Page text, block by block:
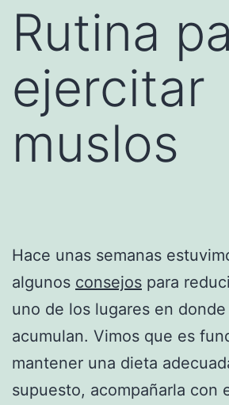
Rutina
ejercitar
muslos
Hace unas semanas
algunos consejos para
uno de los lugares en donde
acumulan. Vimos que es
mantener una dieta
supuesto, acompañarla con